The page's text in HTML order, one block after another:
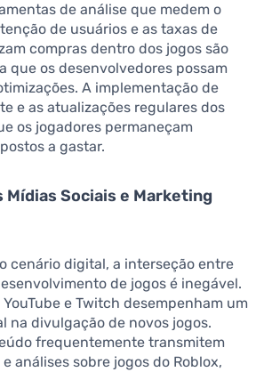
de análise que medem o
de usuários e as taxas de
compras dentro dos jogos são
que os desenvolvedores possam
A implementação de
e as atualizações regulares dos
os jogadores permaneçam
a gastar.
Mídias Sociais e Marketing
cenário digital, a interseção entre
de jogos é inegável.
e Twitch desempenham um
na divulgação de novos jogos.
frequentemente transmitem
análises sobre jogos do Roblox,